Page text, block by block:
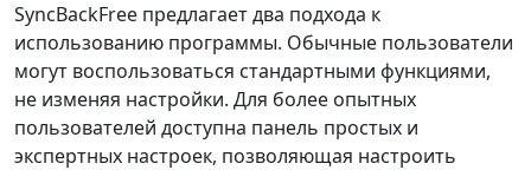
SyncBackFree предлагает два подхода к
использованию программы. Обычные пользователи
могут воспользоваться стандартными функциями,
не изменяя настройки. Для более опытных
пользователей доступна панель простых и
экспертных настроек, позволяющая настроить